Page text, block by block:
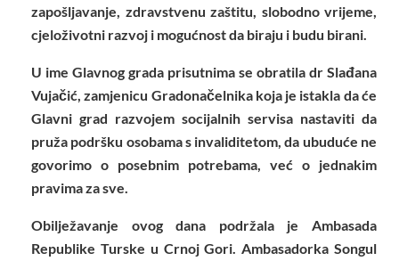
zapošljavanje, zdravstvenu zaštitu, slobodno vrijeme,
cjeloživotni razvoj i mogućnost da biraju i budu birani.
U ime Glavnog grada prisutnima se obratila dr Slađana
Vujačić, zamjenicu Gradonačelnika koja je istakla da će
Glavni grad razvojem socijalnih servisa nastaviti da
pruža podršku osobama s invaliditetom, da ubuduće ne
govorimo o posebnim potrebama, već o jednakim
pravima za sve.
Obilježavanje ovog dana podržala je Ambasada
Republike Turske u Crnoj Gori. Ambasadorka Songul